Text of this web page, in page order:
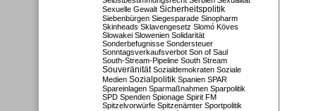
Sexuelle Gewalt Sicherheitspolitik
Siebenbürgen Siegesparade Sinopharm
Skinheads Sklavengesetz Slomó Köves
Slowakei Slowenien Solidarität
Sonderbefugnisse Sondersteuer
Sonntagsverkaufsverbot Son of Saul
South-Stream-Pipeline South Stream
Souveränität Sozialdemokraten Soziale
Medien Sozialpolitik Spanien SPAR
Spareinlagen Sparmaßnahmen Sparpolitik
SPD Spenden Spionage Spirit FM
Spitzelvorwürfe Spitzenämter Sportpolitik